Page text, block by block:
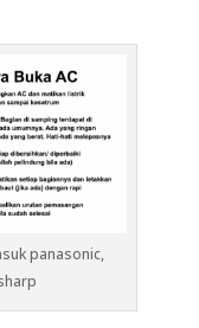
panasonic,